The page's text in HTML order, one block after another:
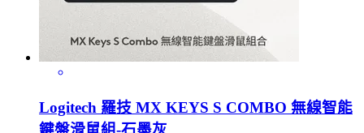
Logitech 羅技 MX KEYS S COMBO 無線智能
鍵盤滑鼠組-石墨灰